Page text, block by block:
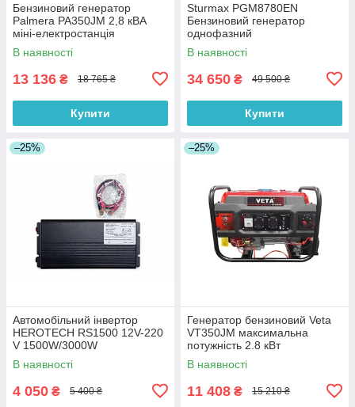
Бензиновий генератор
Palmera PA350JM 2,8 кВА
міні-електростанція
В наявності
13 136 ₴ 18 765 ₴
Купити
Sturmax PGM8780EN
Бензиновий генератор
однофазний
В наявності
34 650 ₴ 49 500 ₴
Купити
–25%
Автомобільний інвертор
HEROTECH RS1500 12V-220
V 1500W/3000W
В наявності
4 050 ₴ 5 400 ₴
–25%
Генератор бензиновий Veta
VT350JM максимальна
потужність 2.8 кВт
В наявності
11 408 ₴ 15 210 ₴